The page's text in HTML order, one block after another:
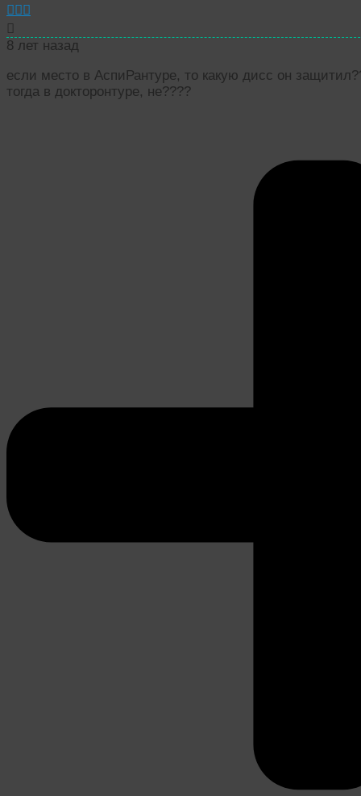
8 лет назад
если место в АспиРантуре, то какую дисс он
тогда в докторонтуре, не????